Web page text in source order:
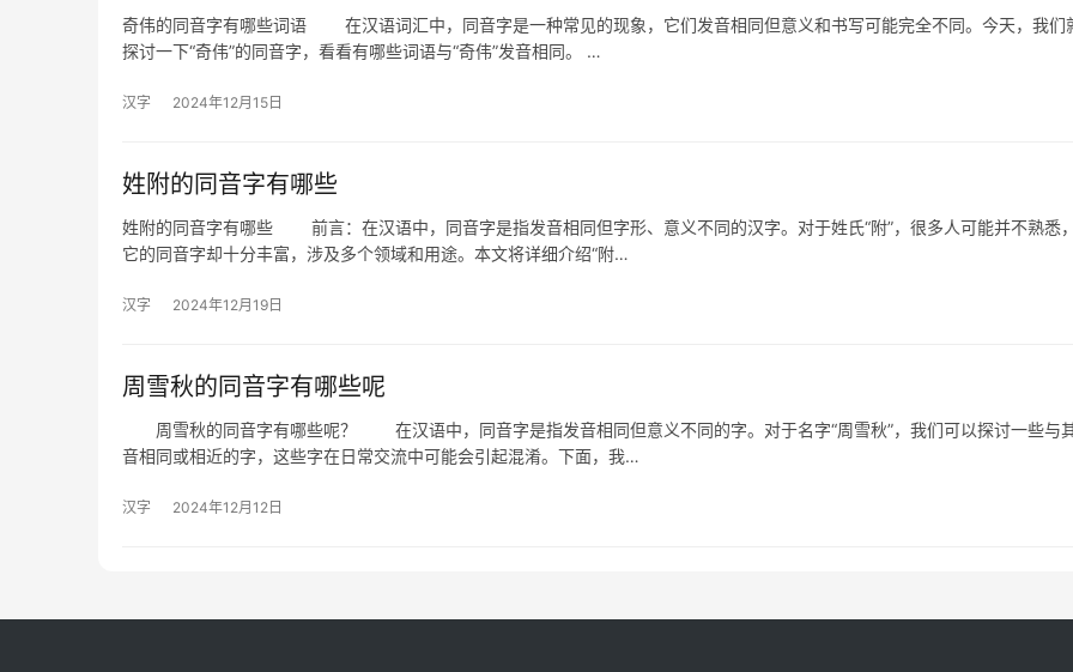
奇伟的同音字有哪些词语 在汉语词汇中，同音字是一种常见的现象，它们发音相同但意义和书写可能完全不同。今天，我们
探讨一下“奇伟”的同音字，看看有哪些词语与“奇伟”发音相同。 …
汉字 2024年12月15日
姓附的同音字有哪些
姓附的同音字有哪些 前言：在汉语中，同音字是指发音相同但字形、意义不同的汉字。对于姓氏“附”，很多人可能并不熟悉
它的同音字却十分丰富，涉及多个领域和用途。本文将详细介绍“附…
汉字 2024年12月19日
周雪秋的同音字有哪些呢
周雪秋的同音字有哪些呢？ 在汉语中，同音字是指发音相同但意义不同的字。对于名字“周雪秋”，我们可以探讨一些与
音相同或相近的字，这些字在日常交流中可能会引起混淆。下面，我…
汉字 2024年12月12日